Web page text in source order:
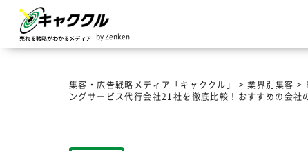
by Zenken
集客・広告戦略メディア「キャククル」 >業界別集客 >
ングサービス代行会社21社を徹底比較！おすすめの会